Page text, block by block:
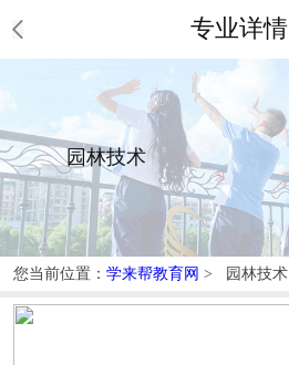
专业详情
园林技术
您当前位置： 学来帮教育网 > 园林技术